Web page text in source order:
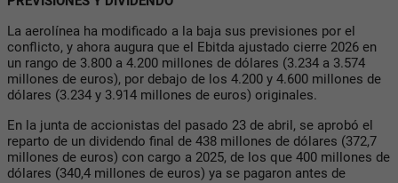
La aerolínea ha modificado a la baja sus previsiones por el
conflicto, y ahora augura que el Ebitda ajustado cierre 2026 en
un rango de 3.800 a 4.200 millones de dólares (3.234 a 3.574
millones de euros), por debajo de los 4.200 y 4.600 millones de
dólares (3.234 y 3.914 millones de euros) originales.
En la junta de accionistas del pasado 23 de abril, se aprobó el
reparto de un dividendo final de 438 millones de dólares (372,7
millones de euros) con cargo a 2025, de los que 400 millones de
dólares (340,4 millones de euros) ya se pagaron antes de